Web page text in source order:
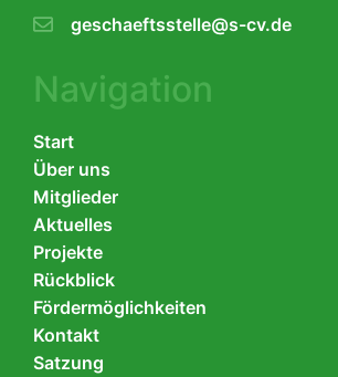
geschaeftsstelle@s-cv.de
Navigation
Start
Über uns
Mitglieder
Aktuelles
Projekte
Rückblick
Fördermöglichkeiten
Kontakt
Satzung